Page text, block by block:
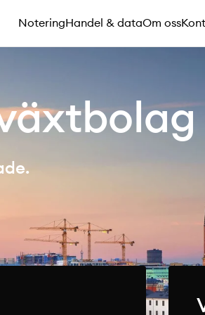
Notering Handel & dataOm oss